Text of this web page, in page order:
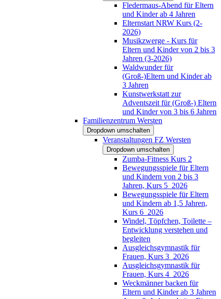
Fledermaus-Abend für Eltern
und Kinder ab 4 Jahren
Elternstart NRW Kurs (2-
2026)
Musikzwerge - Kurs für
Eltern und Kinder von 2 bis 3
Jahren (3-2026)
Waldwunder für
(Groß-)Eltern und Kinder ab
3 Jahren
Kunstwerkstatt zur
Adventszeit für (Groß-) Eltern
und Kinder von 3 bis 6 Jahren
Familienzentrum Wersten
Dropdown umschalten
Veranstaltungen FZ Wersten
Dropdown umschalten
Zumba-Fitness Kurs 2
Bewegungsspiele für Eltern
und Kindern von 2 bis 3
Jahren, Kurs 5_2026
Bewegungsspiele für Eltern
und Kindern ab 1,5 Jahren,
Kurs 6_2026
Windel, Töpfchen, Toilette –
Entwicklung verstehen und
begleiten
Ausgleichsgymnastik für
Frauen, Kurs 3_2026
Ausgleichsgymnastik für
Frauen, Kurs 4_2026
Weckmänner backen für
Eltern und Kinder ab 3 Jahren